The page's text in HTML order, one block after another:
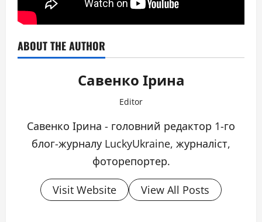
ABOUT THE AUTHOR
Савенко Ірина
Editor
Савенко Ірина - головний редактор 1-го
блог-журналу LuckyUkraine, журналіст,
фоторепортер.
Visit Website View All Posts